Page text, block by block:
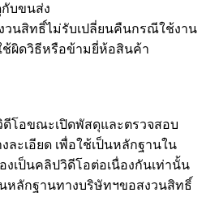
บขนส่ง
วนสิทธิ์ไม่รับเปลี่ยนคืนกรณีใช้งาน
ช้ผิดวิธีหรือข้ามยี่ห้อสินค้า
ดีโอขณะเปิดพัสดุและตรวจสอบ
ละเอียด เพื่อใช้เป็นหลักฐานใน
เป็นคลิปวิดีโอต่อเนื่องกันเท่านั้น
หลักฐานทางบริษัทฯขอสงวนสิทธิ์